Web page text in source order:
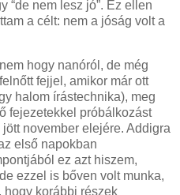
“de nem lesz jó”. Ez ellen
a célt: nem a jóság volt a
hogy nanóról, de még
fejjel, amikor már ott
halom írástechnika), meg
fejezetekkel próbálkozást
november elejére. Addigra
első napokban
ez azt hiszem,
ezzel is bőven volt munka,
hogy korábbi részek